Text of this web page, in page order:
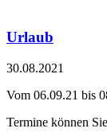
Urlaub
30.08.2021
Vom 06.09.21 bis
Termine können